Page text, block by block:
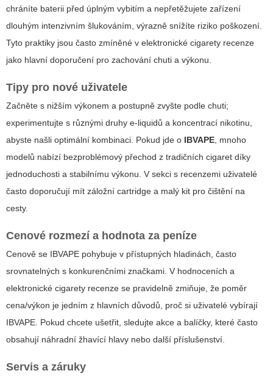
chráníte baterii před úplným vybitím a nepřetěžujete zařízení
dlouhým intenzivním šlukováním, výrazně snížíte riziko poškození.
Tyto praktiky jsou často zmíněné v elektronické cigarety recenze
jako hlavní doporučení pro zachování chuti a výkonu.
Tipy pro nové uživatele
Začněte s nižším výkonem a postupně zvyšte podle chuti;
experimentujte s různými druhy e-liquidů a koncentrací nikotinu,
abyste našli optimální kombinaci. Pokud jde o IBVAPE , mnoho
modelů nabízí bezproblémový přechod z tradičních cigaret díky
jednoduchosti a stabilnímu výkonu. V sekci s recenzemi uživatelé
často doporučují mít záložní cartridge a malý kit pro čištění na
cesty.
Cenové rozmezí a hodnota za peníze
Cenově se IBVAPE pohybuje v přístupných hladinách, často
srovnatelných s konkurenčními značkami. V hodnoceních a
elektronické cigarety recenze se pravidelně zmiňuje, že poměr
cena/výkon je jedním z hlavních důvodů, proč si uživatelé vybírají
IBVAPE. Pokud chcete ušetřit, sledujte akce a balíčky, které často
obsahují náhradní žhavící hlavy nebo další příslušenství.
Servis a záruky